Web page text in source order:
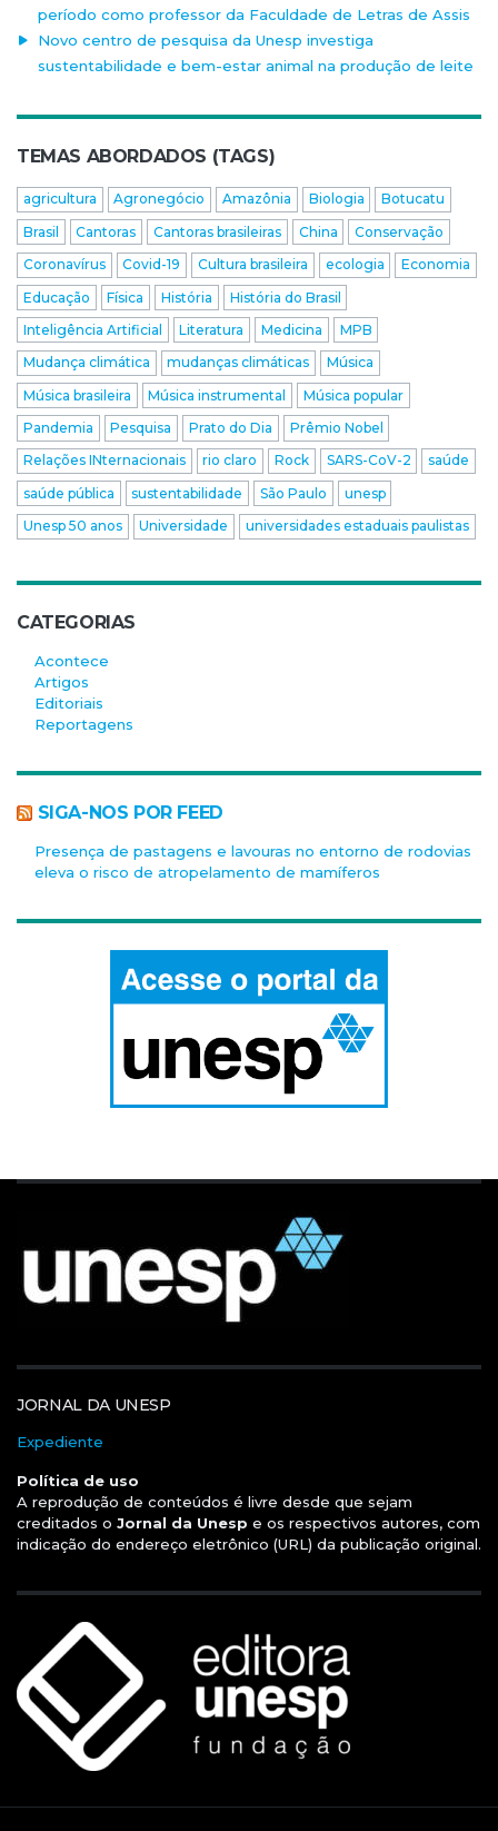
período como professor da Faculdade de Letras de Assis
Novo centro de pesquisa da Unesp investiga
sustentabilidade e bem-estar animal na produção de leite
TEMAS ABORDADOS (TAGS)
agricultura Agronegócio Amazônia Biologia
Botucatu
Brasil
Cantoras Cantoras brasileiras China
Conservação
Coronavírus
Covid-19 Cultura brasileira ecologia
Economia
Educação
Física História
História do Brasil
Inteligência Artificial
Literatura Medicina
MPB
Mudança climática
mudanças climáticas
Música
Música brasileira
Música instrumental
Música popular
Pandemia
Pesquisa Prato do Dia
Prêmio Nobel
Relações INternacionais
rio claro Rock SARS-CoV-2
saúde
saúde pública
sustentabilidade São Paulo
unesp
Unesp 50 anos
Universidade universidades estaduais paulistas
CATEGORIAS
Acontece
Artigos
Editoriais
Reportagens
SIGA-NOS POR FEED
Presença de pastagens e lavouras no entorno de rodovias
eleva o risco de atropelamento de mamíferos
JORNAL DA UNESP
Expediente
Política de uso
A reprodução de conteúdos é livre desde que sejam
creditados o Jornal da Unesp e os respectivos autores, com
indicação do endereço eletrônico (URL) da publicação original.